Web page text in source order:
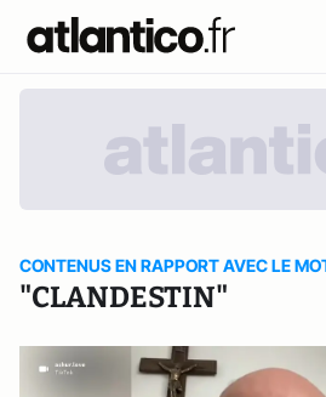
CONTENUS EN RAPPORT AVEC LE
"CLANDESTIN"